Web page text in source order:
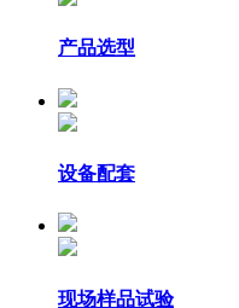
产品选型
设备配套
现场样品试验